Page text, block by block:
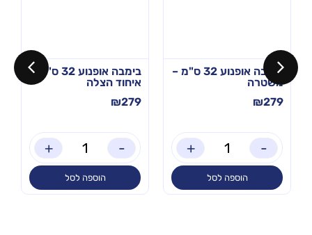
בימבה אופנוע 32 ס"מ –
משטרה
₪279
-
+
הוספה לסל
בימבה אופנוע 32 ס"מ –
איחוד הצלה
₪279
-
+
הוספה לסל